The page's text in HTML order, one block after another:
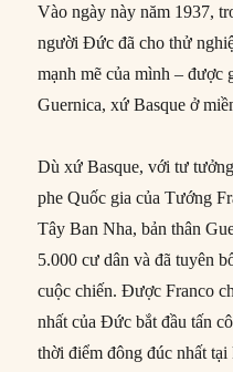
Vào ngày này năm 1937,
người Đức đã cho thử
mạnh mẽ của mình – được
Guernica, xứ Basque ở
Dù xứ Basque, với tư
phe Quốc gia của Tướng
Tây Ban Nha, bản thân
5.000 cư dân và đã tuyên
cuộc chiến. Được Franco
nhất của Đức bắt đầu tấn
thời điểm đông đúc nhất